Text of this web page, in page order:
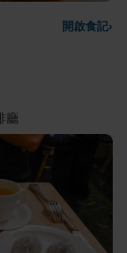
開啟食記›
廳